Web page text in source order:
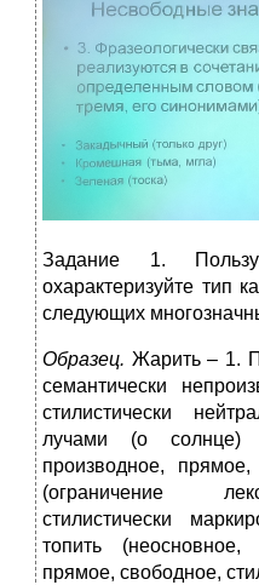
Задание 1.
охарактеризуйте тип
следующих
Образец. Жарить – 1.
семантически
стилистически
лучами (о солнце)
производное, прямое,
(ограничение
стилистически
топить (неосновное,
прямое, свободное,